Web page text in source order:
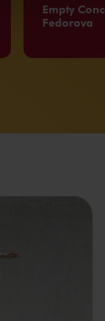
Empty
Fedorova